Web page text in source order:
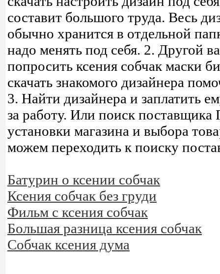
составит большого труда. Весь
обычно хранится в отдельной
надо менять под себя. 2. Другой
попросить ксения собчак маски
скачать знакомого дизайнера
3. Найти дизайнера и заплатить
за работу. Или поиск поставщика
установки магазина и выбора
можем переходить к поиску
Батурин о ксении собчак
Ксения собчак без груди
Фильм с ксения собчак
Большая разница ксения собчак
Собчак ксения дума